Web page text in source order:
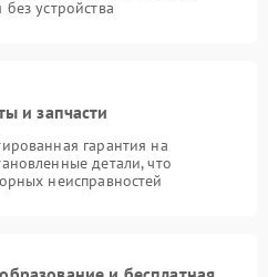
устройства
и запчасти
гарантия на
детали, что
неисправностей